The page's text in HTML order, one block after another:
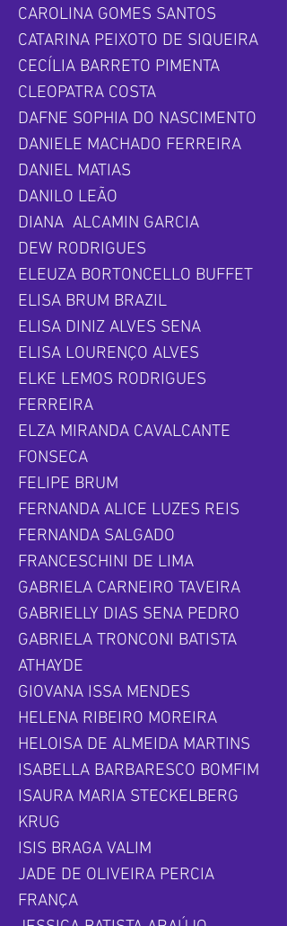
CAROLINA GOMES SANTOS
CATARINA PEIXOTO DE SIQUEIRA
CECÍLIA BARRETO PIMENTA
CLEOPATRA COSTA
DAFNE SOPHIA DO NASCIMENTO
DANIELE MACHADO FERREIRA
DANIEL MATIAS
DANILO LEÃO
DIANA ALCAMIN GARCIA
DEW RODRIGUES
ELEUZA BORTONCELLO BUFFET
ELISA BRUM BRAZIL
ELISA DINIZ ALVES SENA
ELISA LOURENÇO ALVES
ELKE LEMOS RODRIGUES
FERREIRA
ELZA MIRANDA CAVALCANTE
FONSECA
FELIPE BRUM
FERNANDA ALICE LUZES REIS
FERNANDA SALGADO
FRANCESCHINI DE LIMA
GABRIELA CARNEIRO TAVEIRA
GABRIELLY DIAS SENA PEDRO
GABRIELA TRONCONI BATISTA
ATHAYDE
GIOVANA ISSA MENDES
HELENA RIBEIRO MOREIRA
HELOISA DE ALMEIDA MARTINS
ISABELLA BARBARESCO BOMFIM
ISAURA MARIA STECKELBERG
KRUG
ISIS BRAGA VALIM
JADE DE OLIVEIRA PERCIA
FRANÇA